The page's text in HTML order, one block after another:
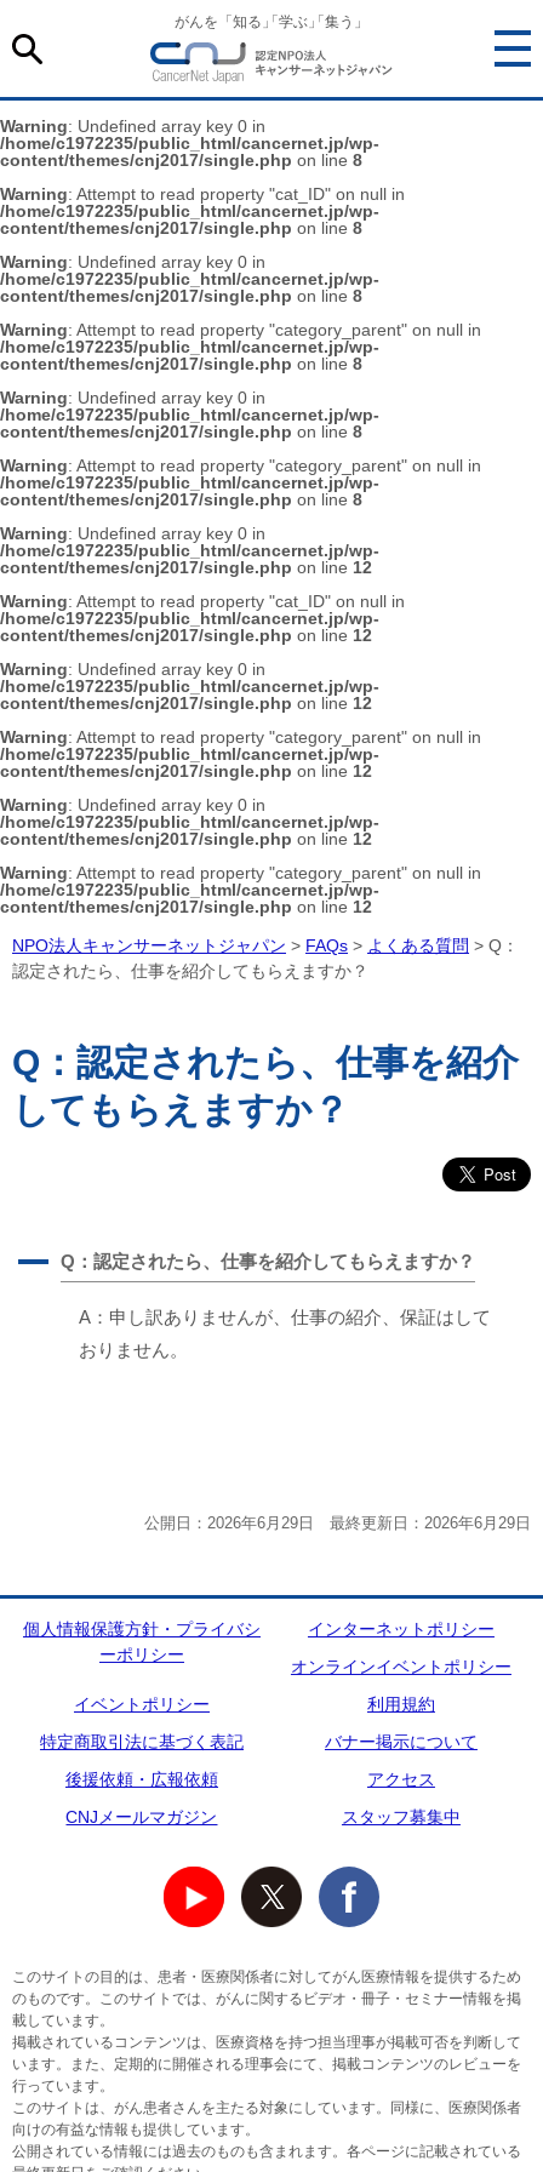
がんを「知る 「学ぶ 「集う」
Warning: Undefined array key 0 in
/home/c1972235/public_html/cancernet.jp/wp-
content/themes/cnj2017/single.php on line 8
Warning: Attempt to read property "cat_ID" on null in
/home/c1972235/public_html/cancernet.jp/wp-
content/themes/cnj2017/single.php on line 8
Warning: Undefined array key 0 in
/home/c1972235/public_html/cancernet.jp/wp-
content/themes/cnj2017/single.php on line 8
Warning: Attempt to read property "category_parent" on null in
/home/c1972235/public_html/cancernet.jp/wp-
content/themes/cnj2017/single.php on line 8
Warning: Undefined array key 0 in
/home/c1972235/public_html/cancernet.jp/wp-
content/themes/cnj2017/single.php on line 8
Warning: Attempt to read property "category_parent" on null in
/home/c1972235/public_html/cancernet.jp/wp-
content/themes/cnj2017/single.php on line 8
Warning: Undefined array key 0 in
/home/c1972235/public_html/cancernet.jp/wp-
content/themes/cnj2017/single.php on line 12
Warning: Attempt to read property "cat_ID" on null in
/home/c1972235/public_html/cancernet.jp/wp-
content/themes/cnj2017/single.php on line 12
Warning: Undefined array key 0 in
/home/c1972235/public_html/cancernet.jp/wp-
content/themes/cnj2017/single.php on line 12
Warning: Attempt to read property "category_parent" on null in
/home/c1972235/public_html/cancernet.jp/wp-
content/themes/cnj2017/single.php on line 12
Warning: Undefined array key 0 in
/home/c1972235/public_html/cancernet.jp/wp-
content/themes/cnj2017/single.php on line 12
Warning: Attempt to read property "category_parent" on null in
/home/c1972235/public_html/cancernet.jp/wp-
content/themes/cnj2017/single.php on line 12
NPO法人キャンサーネットジャパン > FAQs > よくある質問 > Q：
認定されたら、仕事を紹介してもらえますか？
Q：認定されたら、仕事を紹介
してもらえますか？
A Q：認定されたら、仕事を紹介してもらえますか？
A：申し訳ありませんが、仕事の紹介、保証はして
おりません。
公開日：2026年6月29日 最終更新日：2026年6月29日
個人情報保護方針・プライバシ
ーポリシー
インターネットポリシー
オンラインイベントポリシー
イベントポリシー
利用規約
特定商取引法に基づく表記
バナー掲示について
後援依頼・広報依頼
アクセス
CNJメールマガジン
スタッフ募集中
このサイトの目的は、患者・医療関係者に対してがん医療情報を提供するため
のものです。このサイトでは、がんに関するビデオ・冊子・セミナー情報を掲
載しています。
掲載されているコンテンツは、医療資格を持つ担当理事が掲載可否を判断して
います。また、定期的に開催される理事会にて、掲載コンテンツのレビューを
行っています。
このサイトは、がん患者さんを主たる対象にしています。同様に、医療関係者
向けの有益な情報も提供しています。
公開されている情報には過去のものも含まれます。各ページに記載されている